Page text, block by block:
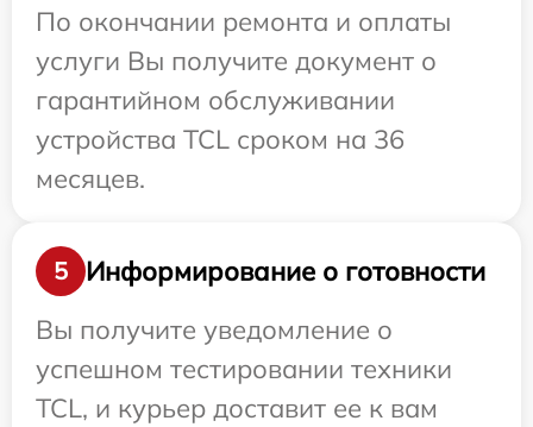
По окончании ремонта и оплаты
услуги Вы получите документ о
гарантийном обслуживании
устройства TCL сроком на 36
месяцев.
5
Информирование о готовности
Вы получите уведомление о
успешном тестировании техники
TCL, и курьер доставит ее к вам